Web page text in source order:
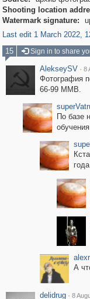
Shooting location
Watermark signature:
Last edit 1 March 2022,
15
Sign in to share
AlekseySV · 8
Фотография
66-99 ММВ.
По базе
А
delidrug · 8